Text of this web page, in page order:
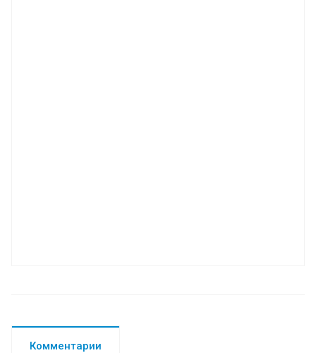
Комментарии